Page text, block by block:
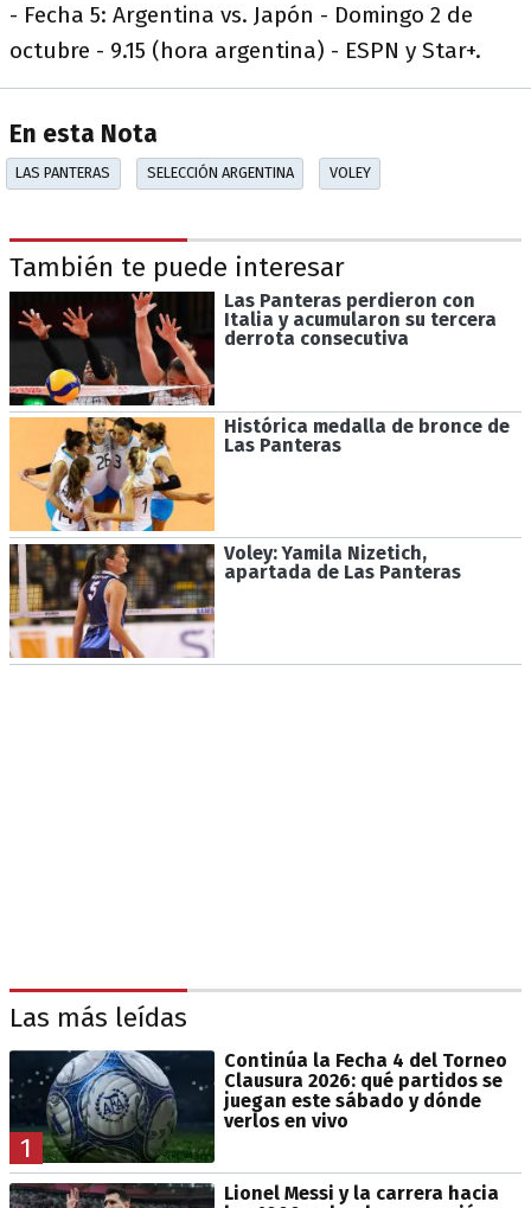
- Fecha 5: Argentina vs. Japón - Domingo 2 de
octubre - 9.15 (hora argentina) - ESPN y Star+.
En esta Nota
LAS PANTERAS SELECCIÓN ARGENTINA VOLEY
También te puede interesar
Las Panteras perdieron con
Italia y acumularon su tercera
derrota consecutiva
Histórica medalla de bronce de
Las Panteras
Voley: Yamila Nizetich,
apartada de Las Panteras
Las más leídas
1
Continúa la Fecha 4 del Torneo
Clausura 2026: qué partidos se
juegan este sábado y dónde
verlos en vivo
Lionel Messi y la carrera hacia